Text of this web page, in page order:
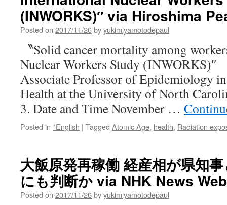
(INWORKS)″ via Hiroshima
Posted on 2017/11/26byyukimiyamotodepaul
〝Solid cancer mortality among
Nuclear Workers Study
Associate Professor of Epidemiology
Health at the University of North
3. Date and Time November …
Posted in *English | Tagged Atomic Age, health, Radiation
大飯原発再稼働 経産相が県知
にも判断か via NHK News Web
Posted on 2017/11/26byyukimiyamotodepaul